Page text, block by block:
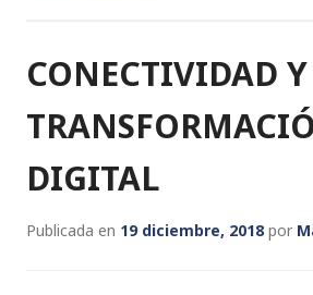
o
k
p
CONECTIVIDAD Y
DIGITAL
Publicada en 19 diciembre, 2018por